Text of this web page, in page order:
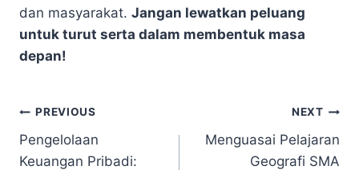
dan masyarakat. Jangan lewatkan peluang
untuk turut serta dalam membentuk masa
depan!
Navigasi
pos
PREVIOUS
Pengelolaan
Keuangan Pribadi:
NEXT
Menguasai Pelajaran
Geografi SMA